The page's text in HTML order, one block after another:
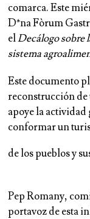
comarca. Este
D*na Fòrum
elDecálogo sobre
sistema
Este documento
reconstrucción
apoye la
conformar un
de los pueblos y
Pep Romany,
portavoz de esta